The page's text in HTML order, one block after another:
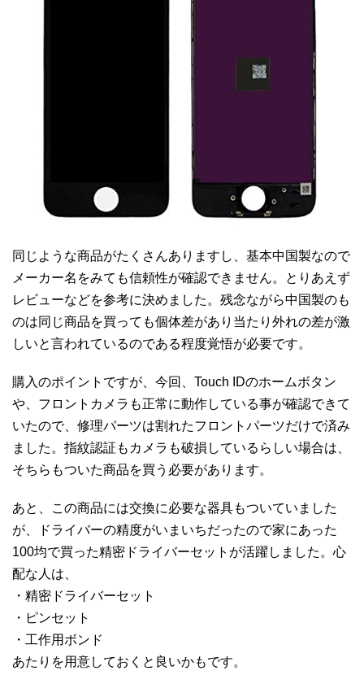
同じような商品がたくさんありますし、基本中国製なので
メーカー名をみても信頼性が確認できません。とりあえず
レビューなどを参考に決めました。残念ながら中国製のも
のは同じ商品を買っても個体差があり当たり外れの差が激
しいと言われているのである程度覚悟が必要です。
購入のポイントですが、今回、Touch IDのホームボタン
や、フロントカメラも正常に動作している事が確認できて
いたので、修理パーツは割れたフロントパーツだけで済み
ました。指紋認証もカメラも破損しているらしい場合は、
そちらもついた商品を買う必要があります。
あと、この商品には交換に必要な器具もついていました
が、ドライバーの精度がいまいちだったので家にあった
100均で買った精密ドライバーセットが活躍しました。心
配な人は、
・精密ドライバーセット
・ピンセット
・工作用ボンド
あたりを用意しておくと良いかもです。